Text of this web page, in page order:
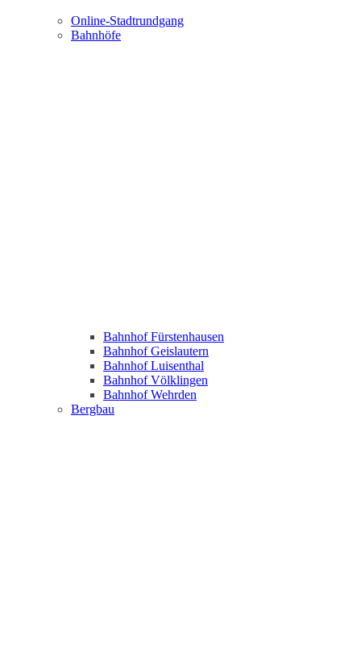
Online-Stadtrundgang
Bahnhöfe
Bahnhof Fürstenhausen
Bahnhof Geislautern
Bahnhof Luisenthal
Bahnhof Völklingen
Bahnhof Wehrden
Bergbau